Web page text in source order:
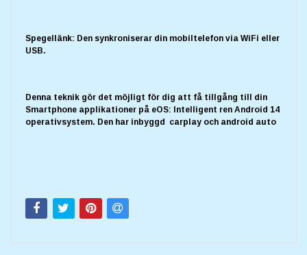
Spegellänk: Den synkroniserar din mobiltelefon via WiFi eller
USB.
Denna teknik gör det möjligt för dig att få tillgång till din
Smartphone applikationer på eOS: Intelligent ren Android 14
operativsystem. Den har inbyggd carplay och android auto